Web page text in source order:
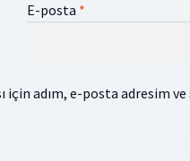
E-posta *
için adım, e-posta adresim